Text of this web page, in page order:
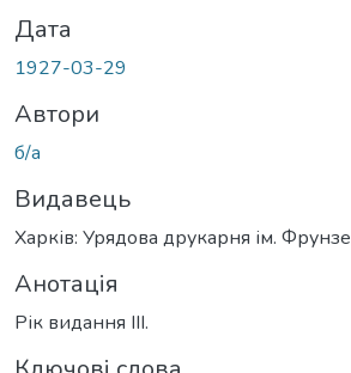
Дата
1927-03-29
Автори
б/а
Видавець
Харків: Урядова друкарня ім. Фрунзе
Анотація
Рік видання ІІІ.